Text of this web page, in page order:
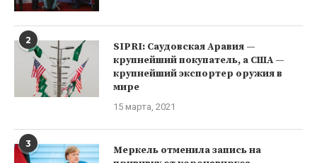
2
SIPRI: Саудовская Аравия —
крупнейший покупатель, а США —
крупнейший экспортер оружия в
мире
15 марта, 2021
3
Меркель отменила запись на